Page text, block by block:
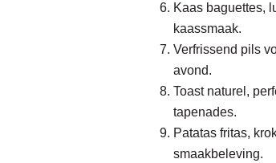
Kaas baguettes,
kaassmaak.
Verfrissend pils
avond.
Toast naturel,
tapenades.
Patatas fritas,
smaakbeleving.